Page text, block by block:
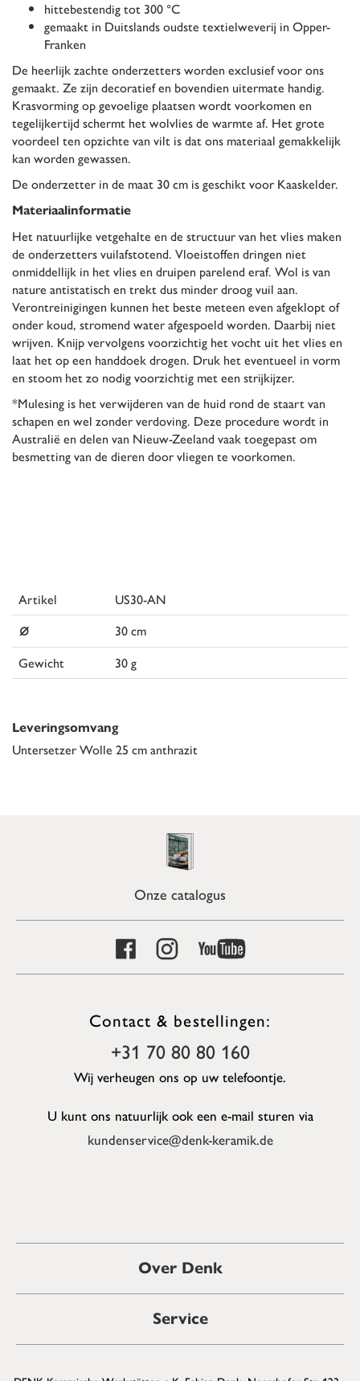
hittebestendig tot 300 °C
gemaakt in Duitslands oudste textielweverij in Opper-
Franken
De heerlijk zachte onderzetters worden exclusief voor ons
gemaakt. Ze zijn decoratief en bovendien uitermate handig.
Krasvorming op gevoelige plaatsen wordt voorkomen en
tegelijkertijd schermt het wolvlies de warmte af. Het grote
voordeel ten opzichte van vilt is dat ons materiaal gemakkelijk
kan worden gewassen.
De onderzetter in de maat 30 cm is geschikt voor Kaaskelder.
Materiaalinformatie
Het natuurlijke vetgehalte en de structuur van het vlies maken
de onderzetters vuilafstotend. Vloeistoffen dringen niet
onmiddellijk in het vlies en druipen parelend eraf. Wol is van
nature antistatisch en trekt dus minder droog vuil aan.
Verontreinigingen kunnen het beste meteen even afgeklopt of
onder koud, stromend water afgespoeld worden. Daarbij niet
wrijven. Knijp vervolgens voorzichtig het vocht uit het vlies en
laat het op een handdoek drogen. Druk het eventueel in vorm
en stoom het zo nodig voorzichtig met een strijkijzer.
*Mulesing is het verwijderen van de huid rond de staart van
schapen en wel zonder verdoving. Deze procedure wordt in
Australië en delen van Nieuw-Zeeland vaak toegepast om
besmetting van de dieren door vliegen te voorkomen.
Artikel US30-AN
⌀
30 cm
Gewicht
30 g
Leveringsomvang
Untersetzer Wolle 25 cm anthrazit
Onze catalogus
Contact & bestellingen:
+31 70 80 80 160
Wij verheugen ons op uw telefoontje.
U kunt ons natuurlijk ook een e-mail sturen via
kundenservice@denk-keramik.de
Over Denk
Service